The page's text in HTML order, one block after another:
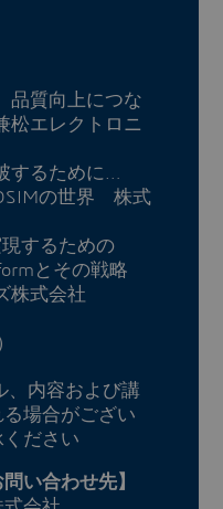
品質向上につな
エレクトロニ
するために…
の世界 株式
するための
とその戦略
株式会社
、内容および講
場合がござい
ください
い合わせ先】